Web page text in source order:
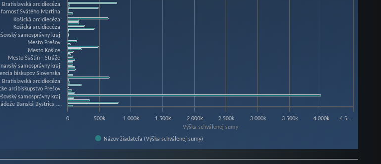
categories.
Výška schválenej sumy. Data ranges from 3338 to 4000000.
Výška schválenej sumy
Názov žiadateľa (Výška schválenej sumy)
Bratislavská arcidiecéza
Košická arcidiecéza
samosprávny kraj
Mesto Košice
samosprávny kraj
Bratislavská arcidiecéza
samosprávny kraj
farnosť Svätého Martina
Košická arcidiecéza
Mesto Prešov
Mesto Šaštín - Stráže
biskupov Slovenska
arcibiskupstvo Prešov
Banská Bystrica …
0 500k 1 000k 1 500k 2 000k 2 500k 3 000k 3 500k 4 000k 4 5…